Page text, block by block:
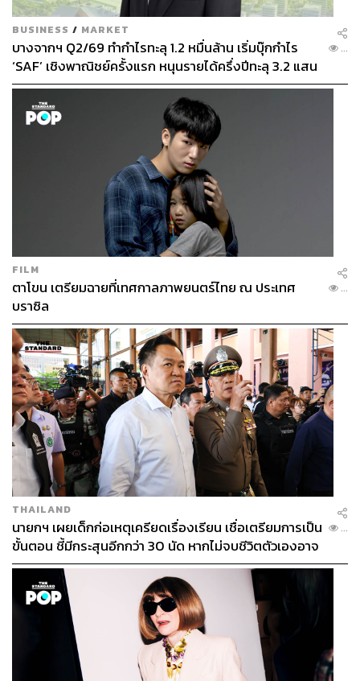
BUSINESS / MARKET
บางจากฯ Q2/69 ทำกำไรทะลุ 1.2 หมื่นล้าน เริ่มบุ๊กกำไร
‘SAF’ เชิงพาณิชย์ครั้งแรก หนุนรายได้ครึ่งปีทะลุ 3.2 แสน
ล้าน
...
FILM
ตาโขน เตรียมฉายที่เทศกาลภาพยนตร์ไทย ณ ประเทศ
บราซิล
...
THAILAND
นายกฯ เผยเด็กก่อเหตุเครียดเรื่องเรียน เชื่อเตรียมการเป็น
ขั้นตอน ชี้มีกระสุนอีกกว่า 30 นัด หากไม่จบชีวิตตัวเองอาจ
สูญเสียเพิ่ม
...